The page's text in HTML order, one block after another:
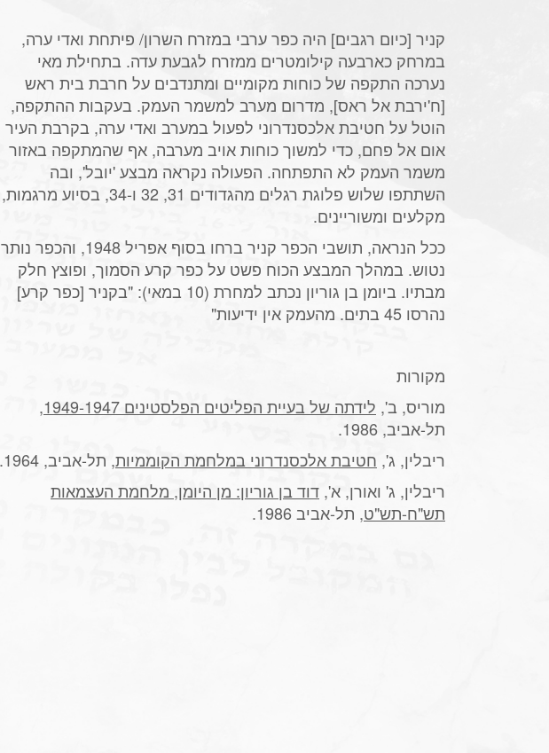
קניר [כיום רגבים] היה כפר ערבי במזרח השרון/ פיתחת ואדי ערה,
במרחק כארבעה קילומטרים ממזרח לגבעת עדה. בתחילת מאי
נערכה התקפה של כוחות מקומיים ומתנדבים על חרבת בית ראש
[ח'ירבת אל ראס], מדרום מערב למשמר העמק. בעקבות ההתקפה,
הוטל על חטיבת אלכסנדרוני לפעול במערב ואדי ערה, בקרבת העיר
אום אל פחם, כדי למשוך כוחות אויב מערבה, אף שהמתקפה באזור
משמר העמק לא התפתחה. הפעולה נקראה מבצע 'יובל', ובה
השתתפו שלוש פלוגת רגלים מהגדודים 31, 32 ו-34, בסיוע מרגמות,
מקלעים ומשוריינים.
ככל הנראה, תושבי הכפר קניר ברחו בסוף אפריל 1948, והכפר נותר
נטוש. במהלך המבצע הכוח פשט על כפר קרע הסמוך, ופוצץ חלק
מבתיו. ביומן בן גוריון נכתב למחרת (10 במאי): "בקניר [כפר קרע]
נהרסו 45 בתים. מהעמק אין ידיעות"
מקורות
מוריס, ב', לידתה של בעיית הפליטים הפלסטינים 1949-1947
,
תל-אביב, 1986.
ריבלין, ג', חטיבת אלכסנדרוני במלחמת הקוממיות, תל-אביב, 1964.
ריבלין, ג' ואורן, א', דוד בן גוריון: מן היומן, מלחמת העצמאות
תש"ח-תש"ט, תל-אביב 1986.